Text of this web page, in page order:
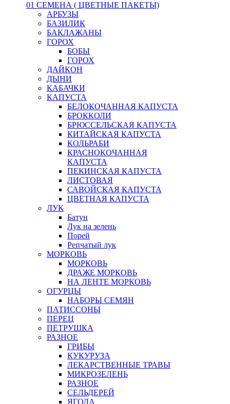
01 СЕМЕНА ( ЦВЕТНЫЕ ПАКЕТЫ)
АРБУЗЫ
БАЗИЛИК
БАКЛАЖАНЫ
ГОРОХ
БОБЫ
ГОРОХ
ДАЙКОН
ДЫНИ
КАБАЧКИ
КАПУСТА
БЕЛОКОЧАННАЯ КАПУСТА
БРОККОЛИ
БРЮССЕЛЬСКАЯ КАПУСТА
КИТАЙСКАЯ КАПУСТА
КОЛЬРАБИ
КРАСНОКОЧАННАЯ
КАПУСТА
ПЕКИНСКАЯ КАПУСТА
ЛИСТОВАЯ
САВОЙСКАЯ КАПУСТА
ЦВЕТНАЯ КАПУСТА
ЛУК
Батун
Лук на зелень
Порей
Репчатый лук
МОРКОВЬ
МОРКОВЬ
ДРАЖЕ МОРКОВЬ
НА ЛЕНТЕ МОРКОВЬ
ОГУРЦЫ
НАБОРЫ СЕМЯН
ПАТИССОНЫ
ПЕРЕЦ
ПЕТРУШКА
РАЗНОЕ
ГРИБЫ
КУКУРУЗА
ЛЕКАРСТВЕННЫЕ ТРАВЫ
МИКРОЗЕЛЕНЬ
РАЗНОЕ
СЕЛЬДЕРЕЙ
ЯГОДА